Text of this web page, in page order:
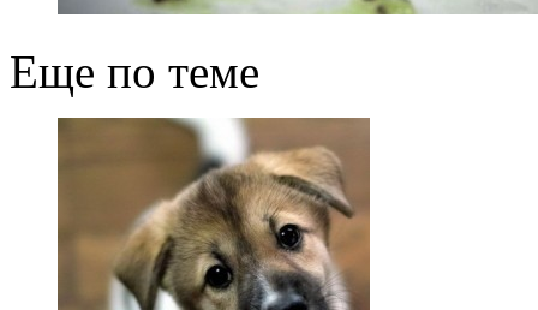
Еще по теме